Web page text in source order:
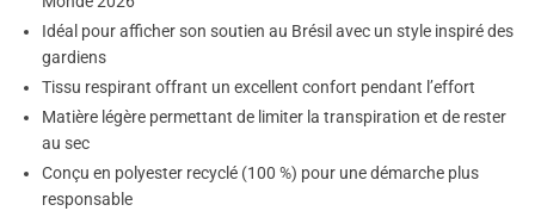
Idéal pour afficher son soutien au Brésil avec un style inspiré des
gardiens
Tissu respirant offrant un excellent confort pendant l’effort
Matière légère permettant de limiter la transpiration et de rester
au sec
Conçu en polyester recyclé (100 %) pour une démarche plus
responsable